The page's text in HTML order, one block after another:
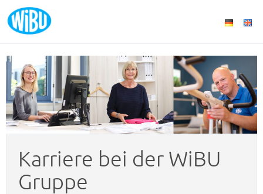
Karriere bei der WiBU
Gruppe